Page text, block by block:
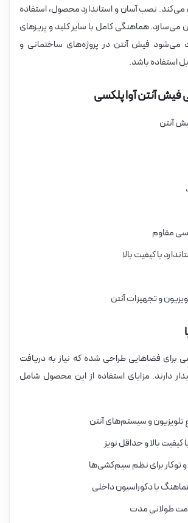
می‌کند. نصب آسان و استاندارد محصول، استفاده
می‌سازد. هماهنگی کامل با سایر کلید و پریزهای
می‌شود فیش آنتن در پروژه‌های ساختمانی و
استفاده باشد.
آنتن آوا پلکسی
آنتن
مقاوم
با کیفیت بالا
و تجهیزات آنتن
برای فضاهایی طراحی شده که نیاز به دریافت
دارند. مزایای استفاده از این محصول شامل
تلویزیون و سیستم‌های آنتن
کیفیت بالا و حداقل نویز
توکار برای نظم سیم‌کشی‌ها
با دکوراسیون داخلی
طولانی مدت